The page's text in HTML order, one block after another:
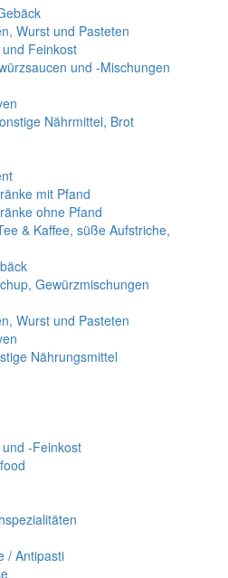
Wurst und Pasteten
Feinkost
und -Mischungen
Nährmittel, Brot
mit Pfand
ohne Pfand
& Kaffee, süße Aufstriche,
Gewürzmischungen
Wurst und Pasteten
Nährungsmittel
-Feinkost
/ Antipasti